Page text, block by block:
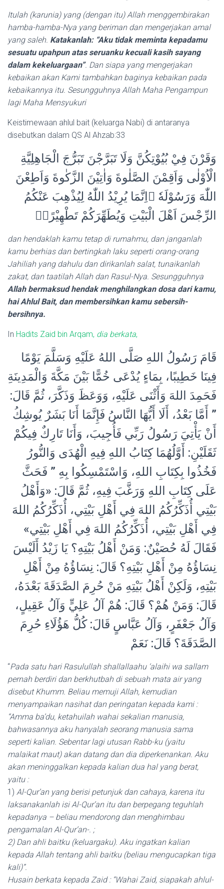
Itulah (karunia) yang (dengan itu) Allah menggembirakan
hamba-hamba-Nya yang beriman dan mengerjakan amal
yang saleh. Katakanlah: “Aku tidak meminta kepadamu
sesuatu upahpun atas seruanku kecuali kasih sayang
dalam kekeluargaan”. Dan siapa yang mengerjakan
kebaikan akan Kami tambahkan baginya kebaikan pada
kebaikannya itu. Sesungguhnya Allah Maha Pengampun
lagi Maha Mensyukuri
Keistimewaan ahlul bait (keluarga Nabi) di antaranya
disebutkan dalam QS Al Ahzab:33
وَقَرْنَ فِيْ بُيُوْتِكُنَّ وَلَا تَبَرَّجْنَ تَبَرُّجَ الْجَاهِلِيَّةِ
الْاُوْلٰى وَاَقِمْنَ الصَّلٰوةَ وَاٰتِيْنَ الزَّكٰوةَ وَاَطِعْنَ
اللّٰهَ وَرَسُوْلَهٗ ۗاِنَّمَا يُرِيْدُ اللّٰهُ لِيُذْهِبَ عَنْكُمُ
الرِّجْسَ اَهْلَ الْبَيْتِ وَيُطَهِّرَكُمْ تَطْهِيْرًاۚ
dan hendaklah kamu tetap di rumahmu, dan janganlah
kamu berhias dan bertingkah laku seperti orang-orang
Jahiliah yang dahulu dan dirikanlah salat, tunaikanlah
zakat, dan taatilah Allah dan Rasul-Nya. Sesungguhnya
Allah bermaksud hendak meng­hilangkan dosa dari kamu,
hai Ahlul Bait, dan membersihkan kamu sebersih-
bersihnya.
In Hadits Zaid bin Arqam, dia berkata,
قَامَ رَسُولُ اللهِ صَلَّى اللهُ عَلَيْهِ وَسَلَّمَ يَوْمًا
فِينَا خَطِيبًا، بِمَاءٍ يُدْعَى خُمًّا بَيْنَ مَكَّةَ وَالْمَدِينَةِ
فَحَمِدَ اللهَ وَأَثْنَى عَلَيْهِ، وَوَعَظَ وَذَكَّرَ، ثُمَّ قَالَ:
” أَمَّا بَعْدُ، أَلَا أَيُّهَا النَّاسُ فَإِنَّمَا أَنَا بَشَرٌ يُوشِكُ
أَنْ يَأْتِيَ رَسُولُ رَبِّي فَأُجِيبَ، وَأَنَا تَارِكٌ فِيكُمْ
ثَقَلَيْنِ: أَوَّلُهُمَا كِتَابُ اللهِ فِيهِ الْهُدَى وَالنُّورُ
فَخُذُوا بِكِتَابِ اللهِ، وَاسْتَمْسِكُوا بِهِ ” فَحَثَّ
عَلَى كِتَابِ اللهِ وَرَغَّبَ فِيهِ، ثُمَّ قَالَ: «وَأَهْلُ
بَيْتِي أُذَكِّرُكُمُ اللهَ فِي أَهْلِ بَيْتِي، أُذَكِّرُكُمُ اللهَ
فِي أَهْلِ بَيْتِي، أُذَكِّرُكُمُ اللهَ فِي أَهْلِ بَيْتِي»
فَقَالَ لَهُ حُصَيْنٌ: وَمَنْ أَهْلُ بَيْتِهِ؟ يَا زَيْدُ أَلَيْسَ
نِسَاؤُهُ مِنْ أَهْلِ بَيْتِهِ؟ قَالَ: نِسَاؤُهُ مِنْ أَهْلِ
بَيْتِهِ، وَلَكِنْ أَهْلُ بَيْتِهِ مَنْ حُرِمَ الصَّدَقَةَ بَعْدَهُ،
قَالَ: وَمَنْ هُمْ؟ قَالَ: هُمْ آلُ عَلِيٍّ وَآلُ عَقِيلٍ،
وَآلُ جَعْفَرٍ، وَآلُ عَبَّاسٍ قَالَ: كُلُّ هَؤُلَاءِ حُرِمَ
الصَّدَقَةَ؟ قَالَ: نَعَمْ
“Pada satu hari Rasulullah shallallaahu ‘alaihi wa sallam
pernah berdiri dan berkhutbah di sebuah mata air yang
disebut Khumm. Beliau memuji Allah, kemudian
menyampaikan nasihat dan peringatan kepada kami :
“Amma ba’du, ketahuilah wahai sekalian manusia,
bahwasannya aku hanyalah seorang manusia sama
seperti kalian. Sebentar lagi utusan Rabb-ku (yaitu
malaikat maut) akan datang dan dia diperkenankan. Aku
akan meninggalkan kepada kalian dua hal yang berat,
yaitu :
1) Al-Qur’an yang berisi petunjuk dan cahaya, karena itu
laksanakanlah isi Al-Qur’an itu dan berpegang teguhlah
kepadanya – beliau mendorong dan menghimbau
pengamalan Al-Qur’an-. ;
2) Dan ahli baitku (keluargaku). Aku ingatkan kalian
kepada Allah tentang ahli baitku (beliau mengucapkan tiga
kali)”.
Husain berkata kepada Zaid : “Wahai Zaid, siapakah ahlul-